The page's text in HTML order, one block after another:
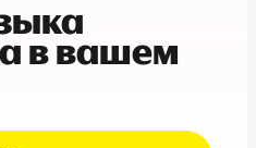
в вашем